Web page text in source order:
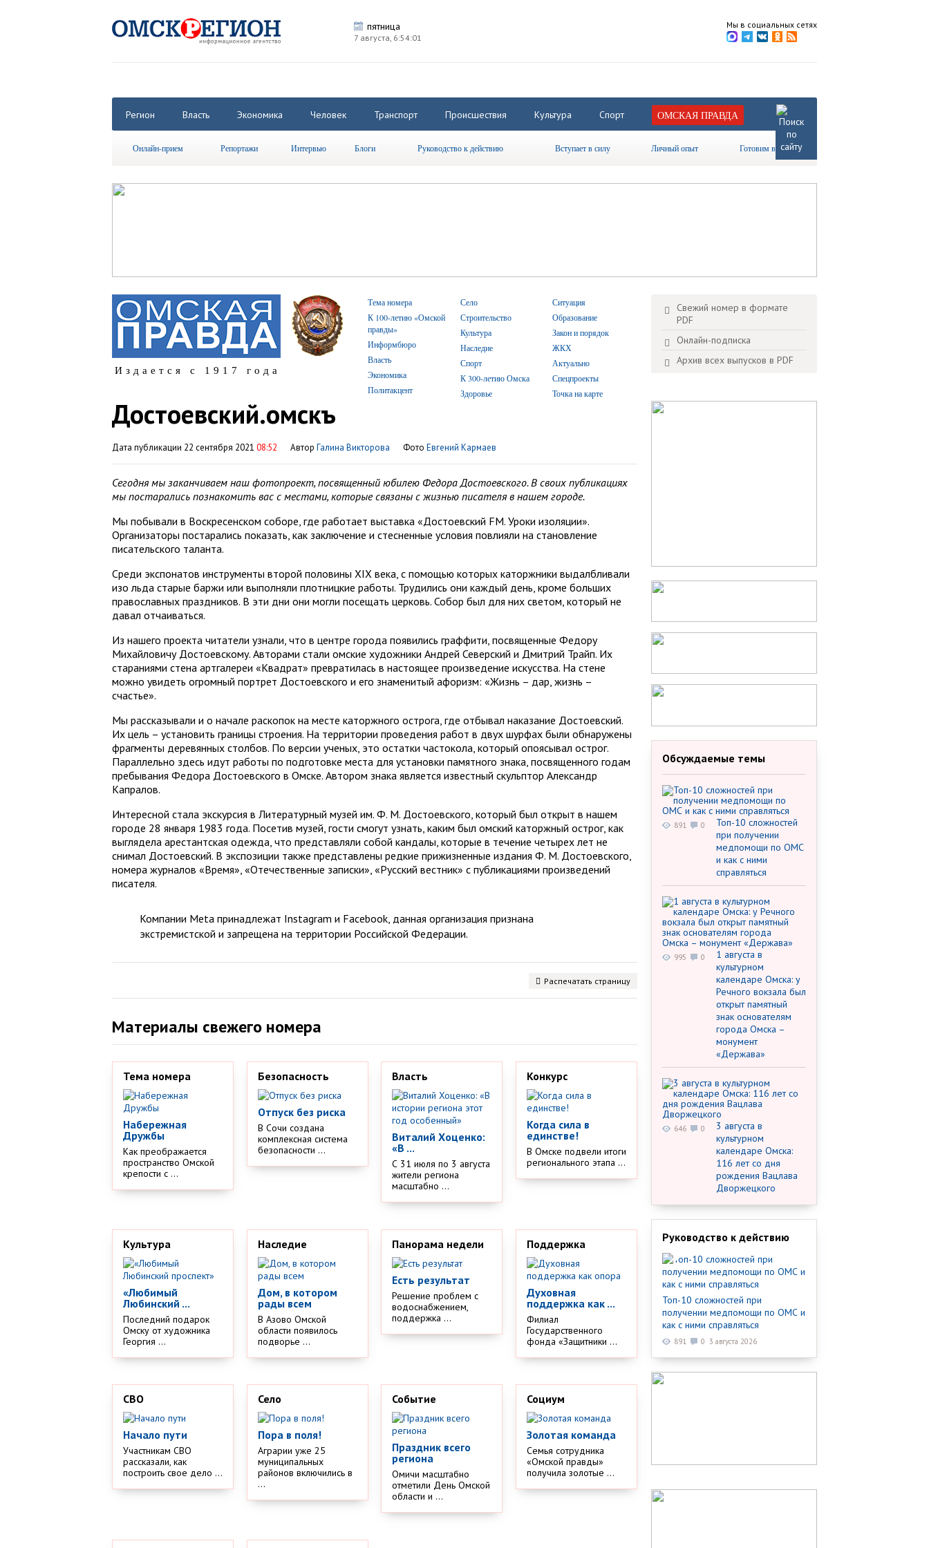
пятница
7 августа, 6:54:02
Мы в социальных сетях
Регион Власть Экономика Человек Транспорт Происшествия Культура Спорт ОМСКАЯ ПРАВДА
Онлайн-прием Репортажи Интервью Блоги Руководство к действию Вступает в силу Личный опыт Готовим вместе
Тема номера
К 100-летию «Омской
правды»
Информбюро
Власть
Экономика
Политакцент
Село
Строительство
Культура
Наследие
Спорт
К 300-летию Омска
Здоровье
Ситуация
Образование
Закон и порядок
ЖКХ
Актуально
Спецпроекты
Точка на карте
Свежий номер в формате
PDF
Онлайн-подписка
Архив всех выпусков в PDF
Издается с 1917 года
Достоевский.омскъ
Дата публикации 22 сентября 2021 08:52 Автор Галина Викторова Фото Евгений Кармаев
Сегодня мы заканчиваем наш фотопроект, посвященный юбилею Федора Достоевского. В своих публикациях
мы постарались познакомить вас с местами, которые связаны с жизнью писателя в нашем городе.
Мы побывали в Воскресенском соборе, где работает выставка «Достоевский FM. Уроки изоляции».
Организаторы постарались показать, как заключение и стесненные условия повлияли на становление
писательского таланта.
Среди экспонатов инструменты второй половины XIX века, с помощью которых каторжники выдалбливали
изо льда старые баржи или выполняли плотницкие работы. Трудились они каждый день, кроме больших
православных праздников. В эти дни они могли посещать церковь. Собор был для них светом, который не
давал отчаиваться.
Из нашего проекта читатели узнали, что в центре города появились граффити, посвященные Федору
Михайловичу Достоевскому. Авторами стали омские художники Андрей Северский и Дмитрий Трайп. Их
стараниями стена арт­галереи «Квадрат» превратилась в настоящее произведение искусства. На стене
можно увидеть огромный портрет Достоевского и его знаменитый афоризм: «Жизнь – дар, жизнь –
счастье».
Мы рассказывали и о начале раскопок на месте каторжного острога, где отбывал наказание Достоевский.
Их цель – установить границы строения. На территории проведения работ в двух шурфах были обнаружены
фрагменты деревянных столбов. По версии ученых, это остатки частокола, который опоясывал острог.
Параллельно здесь идут работы по подготовке места для установки памятного знака, посвященного годам
пребывания Федора Достоевского в Омске. Автором знака является известный скульптор Александр
Капралов.
Интересной стала экскурсия в Литературный музей им. Ф. М. Достоевского, который был открыт в нашем
городе 28 января 1983 года. Посетив музей, гости смогут узнать, каким был омский каторжный острог, как
выглядела арестантская одежда, что представляли собой кандалы, которые в течение четырех лет не
снимал Достоевский. В экспозиции также представлены редкие прижизненные издания Ф. М. Достоевского,
номера журналов «Время», «Отечественные записки», «Русский вестник» с публикациями произведений
писателя.
Компании Meta принадлежат Instagram и Facebook, данная организация признана
экстремистской и запрещена на территории Российской Федерации.
Распечатать страницу
Материалы свежего номера
Тема номера
Набережная
Дружбы
Как преображается
пространство Омской
крепости с ...
Безопасность
Отпуск без риска
В Сочи создана
комплексная система
безопасности ...
Власть
Виталий Хоценко:
«В ...
С 31 июля по 3 августа
жители региона
масштабно ...
Конкурс
Когда сила в
единстве!
В Омске подвели итоги
регионального этапа ...
Культура
«Любимый
Любинский ...
Последний подарок
Омску от художника
Георгия ...
Наследие
Дом, в котором
рады всем
В Азово Омской
области появилось
подворье ...
Панорама недели
Есть результат
Решение проблем с
водоснабжением,
поддержка ...
Поддержка
Духовная
поддержка как ...
Филиал
Государственного
фонда «Защитники ...
СВО
Начало пути
Участникам СВО
рассказали, как
построить свое дело ...
Село
Пора в поля!
Аграрии уже 25
муниципальных
районов включились в
...
Событие
Праздник всего
региона
Омичи масштабно
отметили День Омской
области и ...
Социум
Золотая команда
Семья сотрудника
«Омской правды»
получила золотые ...
Обсуждаемые темы
Топ-10 сложностей
при получении
медпомощи по ОМС
и как с ними
справляться
891 0
1 августа в
культурном
календаре Омска: у
Речного вокзала был
открыт памятный
знак основателям
города Омска –
монумент
«Держава»
995 0
3 августа в
культурном
календаре Омска:
116 лет со дня
рождения Вацлава
Дворжецкого
646 0
Руководство к действию
Топ-10 сложностей при
получении медпомощи по ОМС и
как с ними справляться
891 0 3 августа 2026